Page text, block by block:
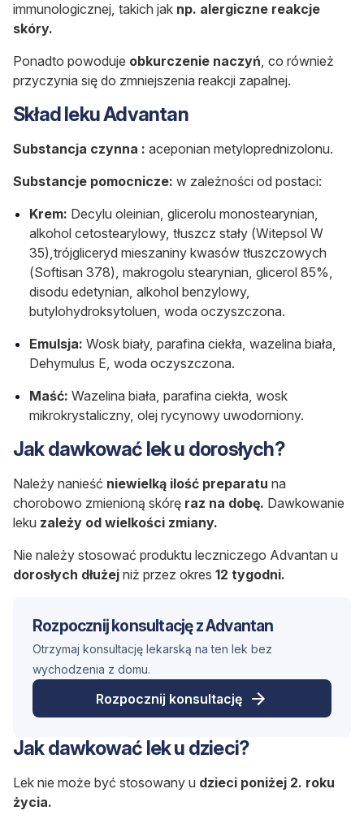
immunologicznej, takich jak np. alergiczne reakcje
skóry.
Ponadto powoduje obkurczenie naczyń, co również
przyczynia się do zmniejszenia reakcji zapalnej.
Skład leku Advantan
Substancja czynna : aceponian metyloprednizolonu.
Substancje pomocnicze: w zależności od postaci:
Krem: Decylu oleinian, glicerolu monostearynian,
alkohol cetostearylowy, tłuszcz stały (Witepsol W
35),trójgliceryd mieszaniny kwasów tłuszczowych
(Softisan 378), makrogolu stearynian, glicerol 85%,
disodu edetynian, alkohol benzylowy,
butylohydroksytoluen, woda oczyszczona.
Emulsja: Wosk biały, parafina ciekła, wazelina biała,
Dehymulus E, woda oczyszczona.
Maść: Wazelina biała, parafina ciekła, wosk
mikrokrystaliczny, olej rycynowy uwodorniony.
Jak dawkować lek u dorosłych?
Należy nanieść niewielką ilość preparatu na
chorobowo zmienioną skórę raz na dobę. Dawkowanie
leku zależy od wielkości zmiany.
Nie należy stosować produktu leczniczego Advantan u
dorosłych dłużej niż przez okres 12 tygodni.
Rozpocznij konsultację z Advantan
Otrzymaj konsultację lekarską na ten lek bez
wychodzenia z domu.
Rozpocznij konsultację
Jak dawkować lek u dzieci?
Lek nie może być stosowany u dzieci poniżej 2. roku
życia.